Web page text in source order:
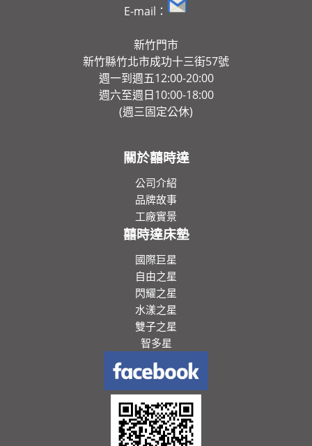
E-mail：
新竹門市
新竹縣竹北市成功十三街57號
週一到週五12:00-20:00
週六至週日10:00-18:00
(週三固定公休)
關於囍時達
公司介紹
品牌故事
工廠實景
囍時達床墊
國際巨星
自由之星
閃耀之星
水漾之星
雙子之星
智多星